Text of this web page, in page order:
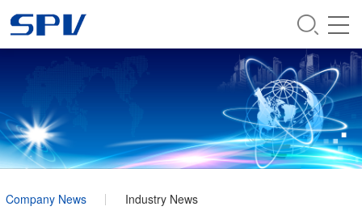
Company News Industry News